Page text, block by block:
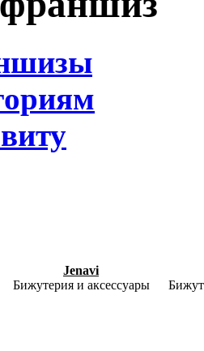
Jenavi
Бижутерия и аксессуары